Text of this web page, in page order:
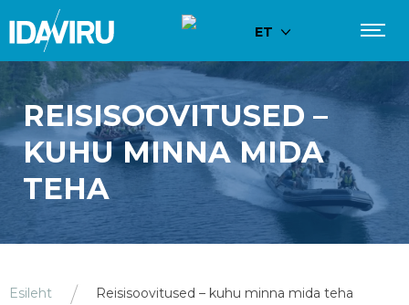
ET
REISISOOVITUSED –
KUHU MINNA MIDA
TEHA
Esileht Reisisoovitused – kuhu minna mida teha